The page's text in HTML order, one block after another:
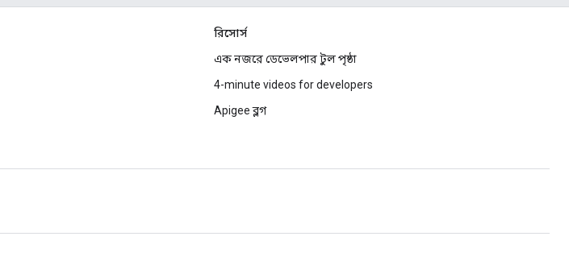
রিসোর্স
এক নজরে ডেভেলপার টুল পৃষ্ঠা
4-minute videos for developers
Apigee ব্লগ